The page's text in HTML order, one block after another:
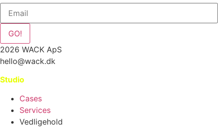
GO!
2026 WACK ApS
hello@wack.dk
Studio
Cases
Services
Vedligehold